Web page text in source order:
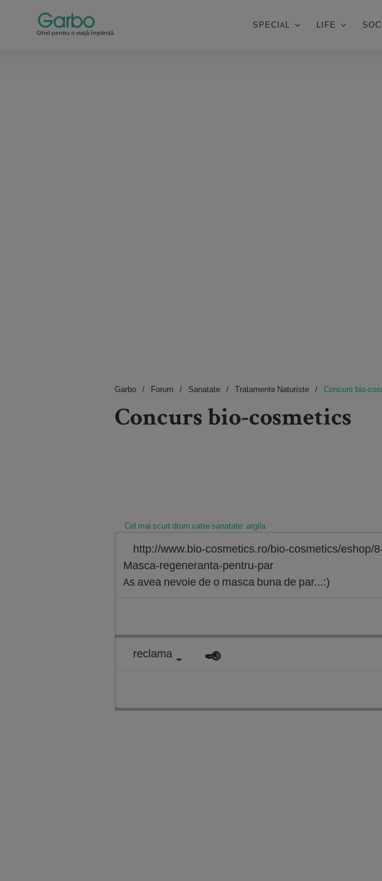
Ghid pentru o viață împlinită
SPECIAL LIFE
Garbo Forum Sanatate Tratamente Naturiste Concurs bio-
Concurs bio-cosmetics
Cel mai scurt drum catre sanatate: argila
http://www.bio-cosmetics.ro/bio-cosmetics/eshop/
Masca-regeneranta-pentru-par
As avea nevoie de o masca buna de par...:)
reclama